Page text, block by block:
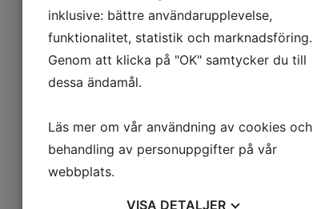
inklusive: bättre användarupplevelse,
funktionalitet, statistik och marknadsföring.
Genom att klicka på "OK" samtycker du till
dessa ändamål.
Läs mer om vår användning av cookies och
behandling av personuppgifter på vår
webbplats.
VISA DETALJER